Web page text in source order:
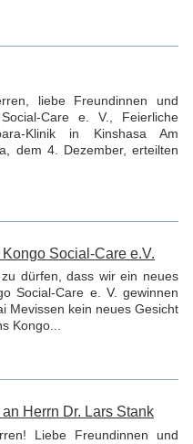
liebe Freundinnen und
Care e. V., Feierliche
Klinik in Kinshasa Am
dem 4. Dezember, erteilten
Social-Care e.V.
dürfen, dass wir ein neues
Social-Care e. V. gewinnen
Mevissen kein neues Gesicht
Kongo...
Herrn Dr. Lars Stank
Liebe Freundinnen und